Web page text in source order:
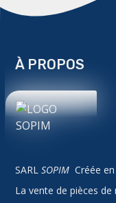
À PROPOS
SARLSOPIM Créée
La vente de pièces